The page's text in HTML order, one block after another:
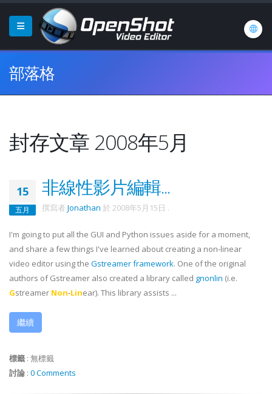
部落格
封存文章 2008年5月
15
五月
非線性影片編輯...
撰寫者 Jonathan 於 2008年5月15日 .
I'm going to put all the GUI and Python issues aside for a moment,
and share a few things I've learned about creating a non-linear
video editor using the Gstreamerframework. One of the original
authors ofGstreamer also created a library called gnonlin (i.e.
Gstreamer Non-Linear). This library assists ...
繼續
標籤 : 無標籤
討論 : 0 Comments